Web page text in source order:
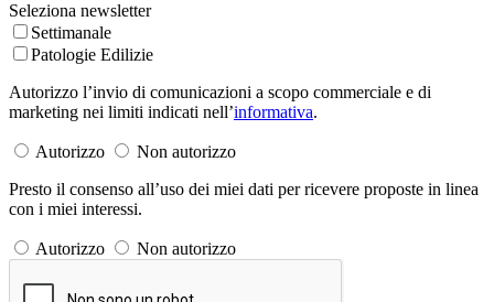
Seleziona newsletter
Settimanale
Patologie Edilizie
Autorizzo l’invio di comunicazioni a scopo commerciale e di
marketing nei limiti indicati nell’informativa.
Autorizzo
Non autorizzo
Presto il consenso all’uso dei miei dati per ricevere proposte in linea
con i miei interessi.
Autorizzo Non autorizzo